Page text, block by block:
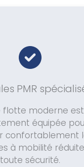
PMR
flotte moderne est
équipée
confortablement
à mobilité
toute sécurité.